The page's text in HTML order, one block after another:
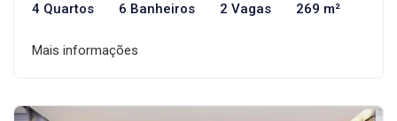
4 Quartos 6 Banheiros 2 Vagas 269 m²
Mais informações